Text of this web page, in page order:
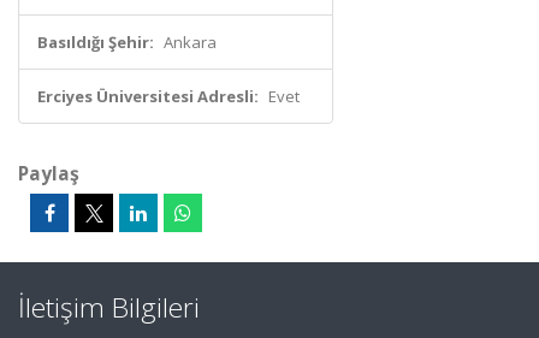
Basıldığı Şehir: Ankara
Erciyes Üniversitesi Adresli: Evet
Paylaş
İletişim Bilgileri